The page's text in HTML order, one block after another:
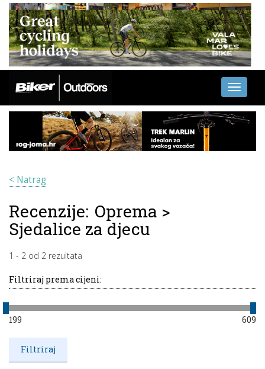
Toggle
< Natrag
Recenzije: Oprema >
Sjedalice za djecu
1 - 2 od 2 rezultata
Filtriraj prema cijeni:
199 609